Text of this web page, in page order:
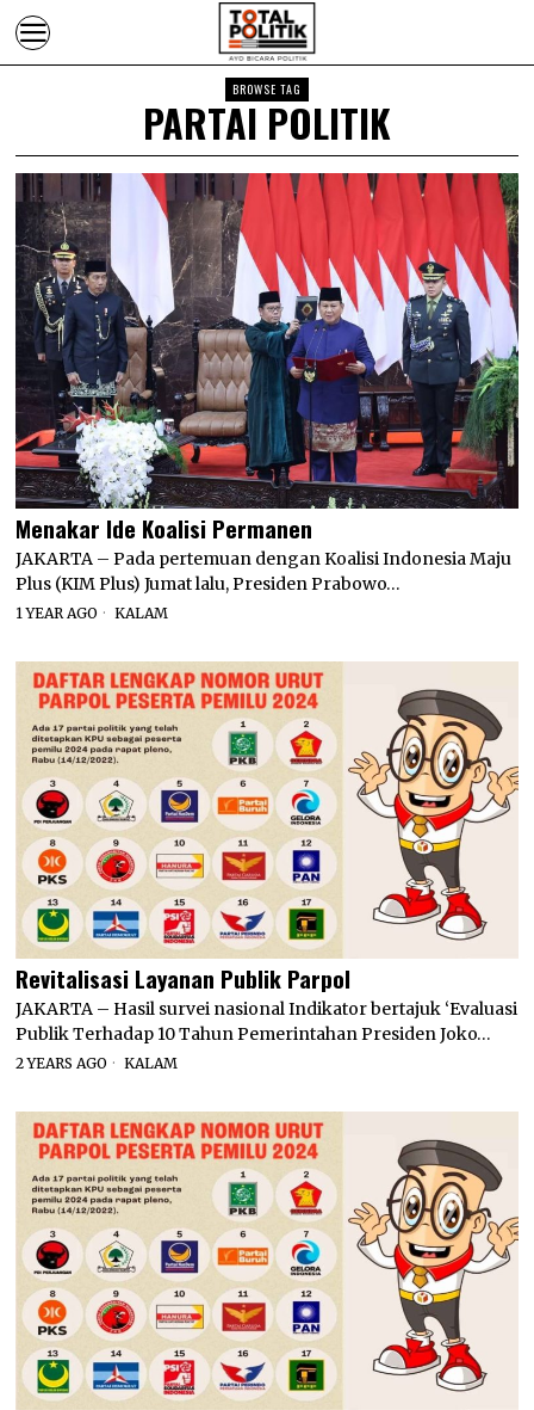
BROWSE TAG
PARTAI POLITIK
Menakar Ide Koalisi Permanen
JAKARTA – Pada pertemuan dengan Koalisi Indonesia Maju
Plus (KIM Plus) Jumat lalu, Presiden Prabowo…
1 YEAR AGO KALAM
Revitalisasi Layanan Publik Parpol
JAKARTA – Hasil survei nasional Indikator bertajuk ‘Evaluasi
Publik Terhadap 10 Tahun Pemerintahan Presiden Joko…
2 YEARS AGO KALAM